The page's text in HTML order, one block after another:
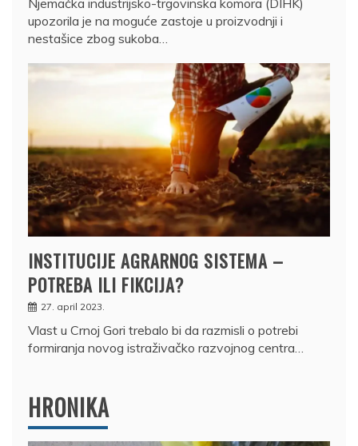
upozorila je na moguće zastoje u proizvodnji i
nestašice zbog sukoba…
INSTITUCIJE AGRARNOG SISTEMA –
POTREBA ILI FIKCIJA?
27. april 2023.
Vlast u Crnoj Gori trebalo bi da razmisli o potrebi
formiranja novog istraživačko razvojnog centra…
HRONIKA